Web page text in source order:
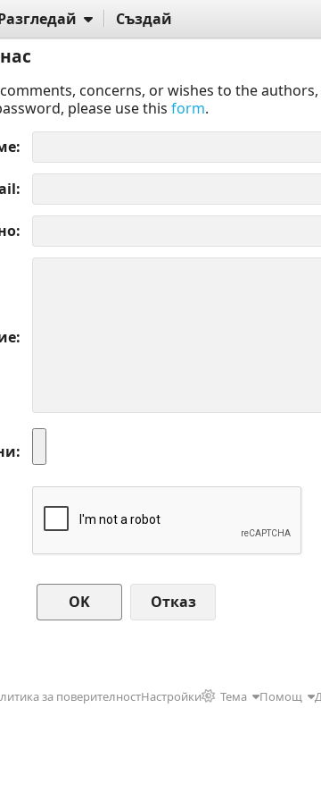
Създай
concerns, or wishes to the
please use this form.
Отказ
за поверителностНастройки Тема Помощ